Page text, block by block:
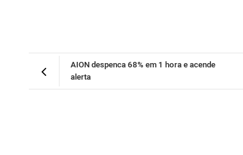
AION despenca 68% em 1 hora e acende
alerta